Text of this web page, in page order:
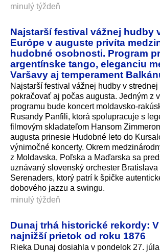
minulý týždeň
Najstarší festival vážnej hudby
Európe v auguste privíta
hudobné osobnosti. Program
argentínske tango, eleganciu
Varšavy aj temperament
Najstarší festival vážnej hudby v
pokračovať aj počas augusta. Jedným z
programu bude koncert moldavsko-
Rusandy Panfili, ktorá spolupracuje s
filmovým skladateľom Hansom
augusta prinesie Hudobné leto do
výnimočné koncerty. Okrem
z Moldavska, Poľska a Maďarska sa
uznávaný slovenský orchester Bratislava
Serenaders, ktorý patrí k špičke
dobového jazzu a swingu.
minulý týždeň
Dunaj trhá historické rekordy:
najnižší prietok od roku 1876
Rieka Dunaj dosiahla v pondelok 27.